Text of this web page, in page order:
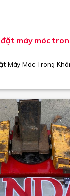
đặt máy móc
Máy Móc Trong